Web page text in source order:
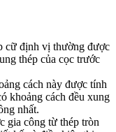
cữ định vị thường được
thép của cọc trước
cách này được tính
khoảng cách đều xung
nhất.
gia công từ thép tròn